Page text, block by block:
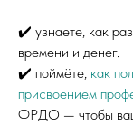
✔️ узнаете, как
времени и денег.
✔️ поймёте, как
присвоением
ФРДО — чтобы